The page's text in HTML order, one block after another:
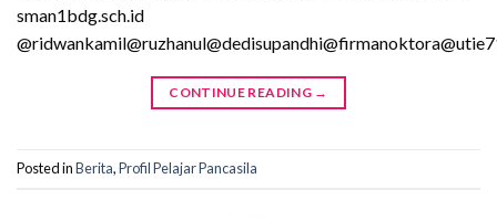
sman1bdg.sch.id
CONTINUE READING →
Posted inBerita,Profil Pelajar Pancasila